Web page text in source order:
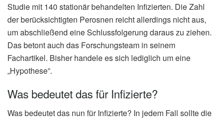
Studie mit 140 stationär behandelten Infizierten. Die Zahl
der berücksichtigten Perosnen reicht allerdings nicht aus,
um abschließend eine Schlussfolgerung daraus zu ziehen.
Das betont auch das Forschungsteam in seinem
Fachartikel. Bisher handele es sich lediglich um eine
„Hypothese”.
Was bedeutet das für Infizierte?
Was bedeutet das nun für Infizierte? In jedem Fall sollte die